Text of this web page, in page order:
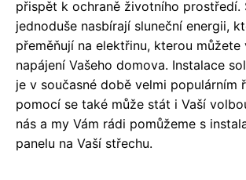
přispět k ochraně životního prostředí.
jednoduše nasbírají sluneční energii,
přeměňují na elektřinu, kterou
napájení Vašeho domova. Instalace
je v současné době velmi populárním
pomocí se také může stát i Vaší
nás a my Vám rádi pomůžeme s
panelu na Vaší střechu.